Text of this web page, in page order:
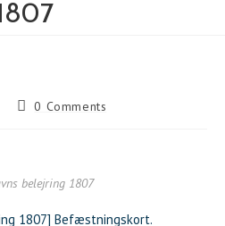
0 Comments
belejring 1807
1807] Befæstningskort.